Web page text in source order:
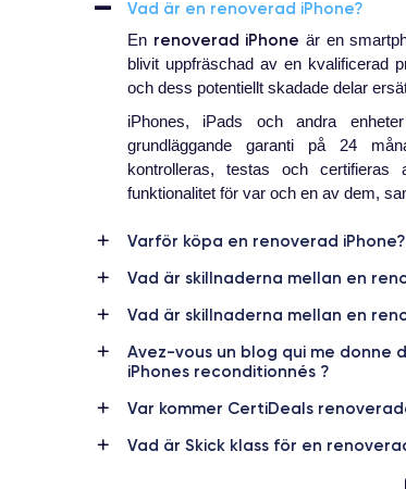
Vad är en renoverad iPhone?
En renoverad iPhone är en
blivit uppfräschad av en kvalificerad
och dess potentiellt skadade delar
iPhones, iPads och andra
grundläggande garanti på 24
kontrolleras, testas och
funktionalitet för var och en av dem,
Varför köpa en renoverad iPhone?
Vad är skillnaderna mellan en
Vad är skillnaderna mellan en
Avez-vous un blog qui me donne
iPhones reconditionnés ?
Var kommer CertiDeals
Vad är Skick klass för en